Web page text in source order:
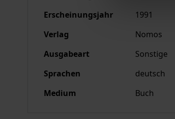
Erscheinungsjahr
1991
Verlag
Nomos
Ausgabeart
Sonstige
Sprachen
deutsch
Medium
Buch